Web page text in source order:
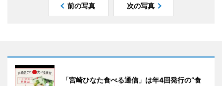
前の写真 次の写真
「宮崎ひなた食べる通信」は年4回発行の“食